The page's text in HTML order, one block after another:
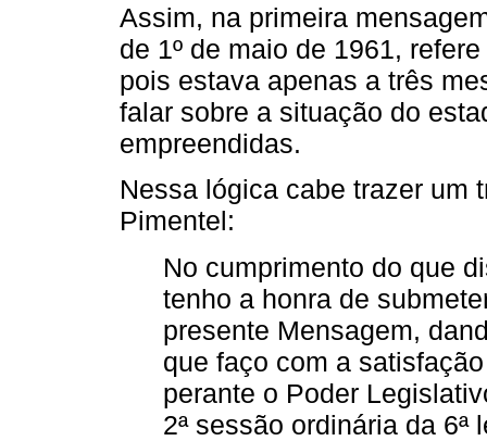
Assim, na primeira
de 1º de maio de 1961,
pois estava apenas a três
falar sobre a situação do
empreendidas.
Nessa lógica cabe trazer um
Pimentel:
No cumprimento do que
tenho a honra de
presente Mensagem,
que faço com a
perante o Poder
2ª sessão ordinária da 6ª